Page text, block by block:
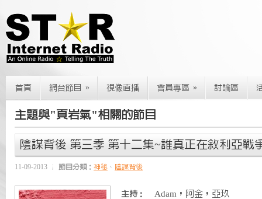
首頁 網台節目 » 視像直播 會員專區 » 討論區
主題與"頁岩氣"相關的節目
陰謀背後 第三季 第十二集~誰真正在敘利亞戰
11-09-2013 節目分類： 神秘 、 陰謀背後
主持： Adam，阿金，亞玖